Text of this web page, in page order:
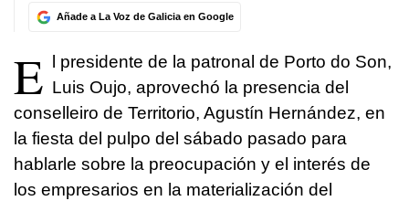
Añade a La Voz de Galicia en Google
E
l presidente de la patronal de Porto do Son,
Luis Oujo, aprovechó la presencia del
conselleiro de Territorio, Agustín Hernández, en
la fiesta del pulpo del sábado pasado para
hablarle sobre la preocupación y el interés de
los empresarios en la materialización del